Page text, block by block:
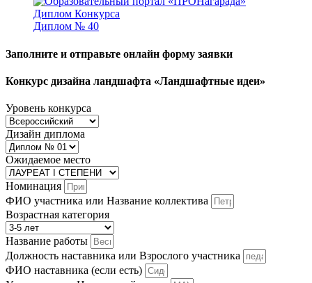
Диплом № 40
Заполните и отправьте онлайн форму заявки
Конкурс дизайна ландшафта «Ландшафтные идеи»
Уровень конкурса
Дизайн диплома
Ожидаемое место
Номинация
ФИО участника или Название коллектива
Возрастная категория
Название работы
Должность наставника или Взрослого участника
ФИО наставника (если есть)